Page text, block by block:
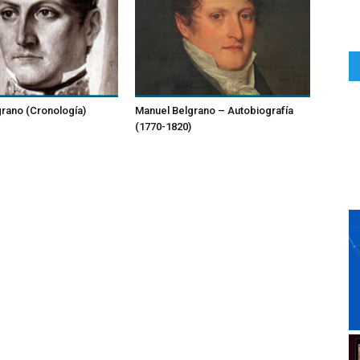
(Cronología)
Manuel Belgrano – Autobiografía
(1770-1820)